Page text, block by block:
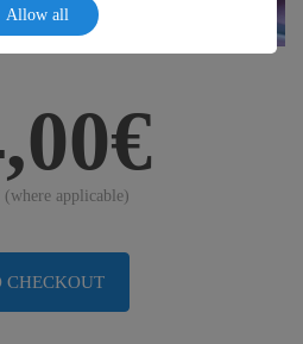
applicable)
CHECKOUT
Allow all